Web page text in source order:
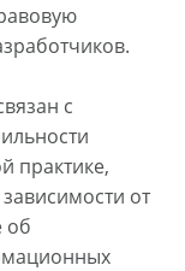
с
практике,
от
об